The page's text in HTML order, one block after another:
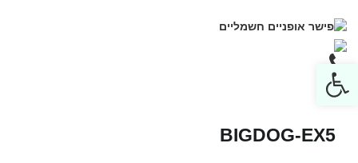
BIGDOG-EX5